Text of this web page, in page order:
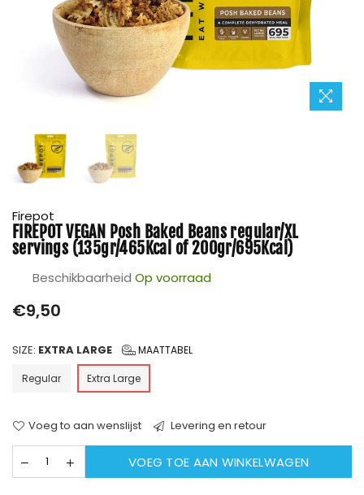
Firepot
FIREPOT VEGAN Posh Baked Beans regular/XL
servings (135gr/465Kcal of 200gr/695Kcal)
Beschikbaarheid Op voorraad
Prijs
€9,50
SIZE: EXTRA LARGE MAATTABEL
Regular Extra Large
Voeg to aan wenslijst Levering en retour
VOEG TOE AAN WINKELWAGEN